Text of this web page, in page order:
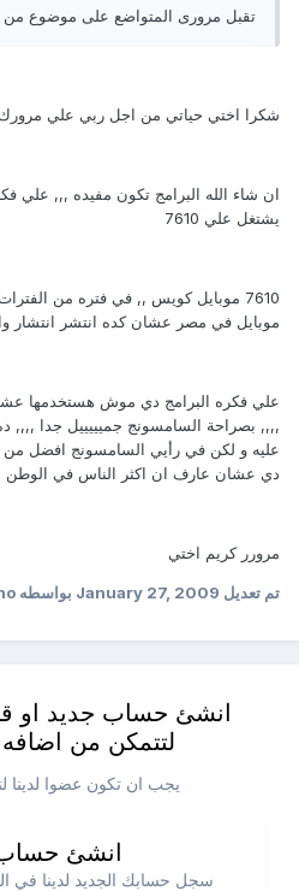
تقبل مرورى المتواضع على موضوع من
شكرا اختي حياتي من اجل ربي علي مرورك
ان شاء الله البرامج تكون مفيده ,,, علي
يشتغل علي 7610
7610 موبايل كويس ,, في فتره من
موبايل في مصر عشان كده انتشر انتشار
,,,, بصراحة السامسونج جميييييل جدا ,,,,
عليه و لكن في رأيي السامسونج افضل من
دي عشان عارف ان اكثر الناس في الوطن
مرورر كريم اختي
تم تعديلJanuary 27, 2009بواسطه Dr Abcarino
انشئ حساب جديد او
لتتمكن من اضافه
يجب ان تكون عضوا لدينا
انشئ
سجل حسابك الجديد لدينا في